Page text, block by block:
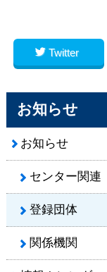
Twitter
お知らせ
お知らせ
センター関連
登録団体
関係機関